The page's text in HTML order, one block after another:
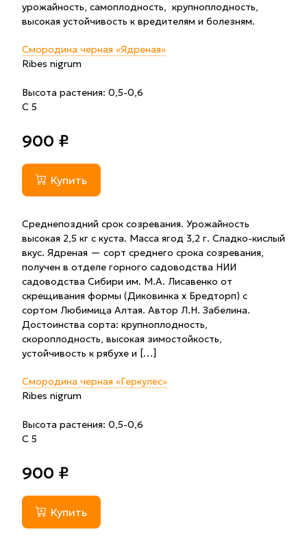
урожайность, самоплодность, крупноплодность,
высокая устойчивость к вредителям и болезням.
Смородина черная «Ядреная»
Ribes nigrum
Высота растения: 0,5-0,6
С 5
900 ₽
Купить
Среднепоздний срок созревания. Урожайность
высокая 2,5 кг с куста. Масса ягод 3,2 г. Сладко-кислый
вкус. Ядреная — сорт среднего срока созревания,
получен в отделе горного садоводства НИИ
садоводства Сибири им. М.А. Лисавенко от
скрещивания формы (Диковинка х Бредторп) с
сортом Любимица Алтая. Автор Л.Н. Забелина.
Достоинства сорта: крупноплодность,
скороплодность, высокая зимостойкость,
устойчивость к рябухе и […]
Смородина черная «Геркулес»
Ribes nigrum
Высота растения: 0,5-0,6
С 5
900 ₽
Купить